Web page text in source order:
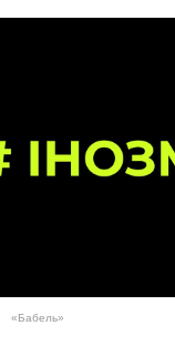
«Бабель»